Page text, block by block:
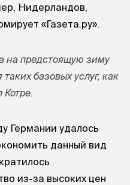
Нидерландов,
«Газета.ру».
на предстоящую зиму
базовых услуг, как
Котре.
Германии удалось
данный вид
из-за высоких цен